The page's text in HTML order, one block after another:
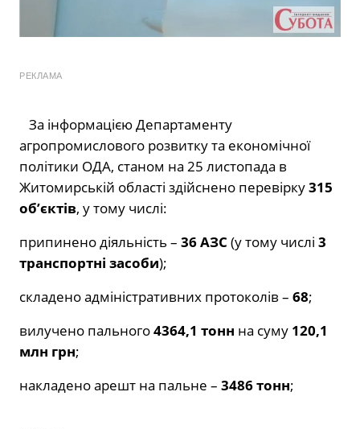
РЕКЛАМА
За інформацією Департаменту
агропромислового розвитку та економічної
політики ОДА, станом на 25 листопада в
Житомирській області здійснено перевірку315
об’єктів, у тому числі:
припинено діяльність – 36 АЗС (у тому числі 3
транспортні засоби);
складено адміністративних протоколів – 68;
вилучено пального4364,1 тонн на суму 120,1
млн грн;
накладено арешт на пальне – 3486 тонн;